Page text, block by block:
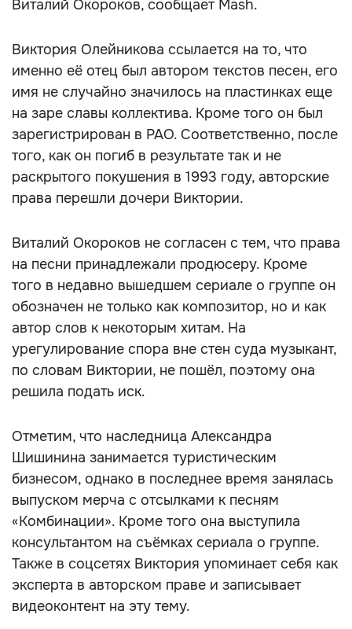
Виталий Окороков, сообщает Mash.
Виктория Олейникова ссылается на то, что
именно её отец был автором текстов песен, его
имя не случайно значилось на пластинках еще
на заре славы коллектива. Кроме того он был
зарегистрирован в РАО. Соответственно, после
того, как он погиб в результате так и не
раскрытого покушения в 1993 году, авторские
права перешли дочери Виктории.
Виталий Окороков не согласен с тем, что права
на песни принадлежали продюсеру. Кроме
того в недавно вышедшем сериале о группе он
обозначен не только как композитор, но и как
автор слов к некоторым хитам. На
урегулирование спора вне стен суда музыкант,
по словам Виктории, не пошёл, поэтому она
решила подать иск.
Отметим, что наследница Александра
Шишинина занимается туристическим
бизнесом, однако в последнее время занялась
выпуском мерча с отсылками к песням
«Комбинации». Кроме того она выступила
консультантом на съёмках сериала о группе.
Также в соцсетях Виктория упоминает себя как
эксперта в авторском праве и записывает
видеоконтент на эту тему.